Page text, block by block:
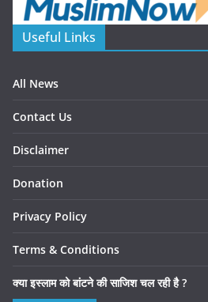
Useful Links
All News
Contact Us
Disclaimer
Donation
Privacy Policy
Terms & Conditions
क्या इस्लाम को बांटने की साजिश चल रही है ?